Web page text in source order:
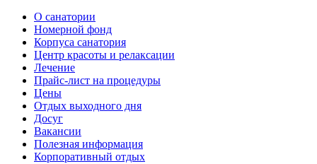
О санатории
Номерной фонд
Корпуса санатория
Центр красоты и релаксации
Лечение
Прайс-лист на процедуры
Цены
Отдых выходного дня
Досуг
Вакансии
Полезная информация
Корпоративный отдых